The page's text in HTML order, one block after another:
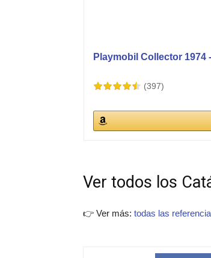
Playmobil Collector 1974
(397)
Ver todos los
👉 Ver más: todas las